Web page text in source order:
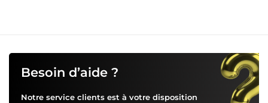
Besoin d’aide ?
Notre service clients est à votre disposition